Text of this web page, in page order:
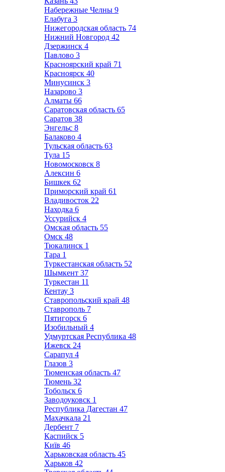
Набережные Челны 9
Елабуга 3
Нижегородская область 74
Нижний Новгород 42
Дзержинск 4
Павлово 3
Красноярский край 71
Красноярск 40
Минусинск 3
Назарово 3
Алматы 66
Саратовская область 65
Саратов 38
Энгельс 8
Балаково 4
Тульская область 63
Тула 15
Новомосковск 8
Алексин 6
Бишкек 62
Приморский край 61
Владивосток 22
Находка 6
Уссурийск 4
Омская область 55
Омск 48
Тюкалинск 1
Тара 1
Туркестанская область 52
Шымкент 37
Туркестан 11
Кентау 3
Ставропольский край 48
Ставрополь 7
Пятигорск 6
Изобильный 4
Удмуртская Республика 48
Ижевск 24
Сарапул 4
Глазов 3
Тюменская область 47
Тюмень 32
Тобольск 6
Заводоуковск 1
Республика Дагестан 47
Махачкала 21
Дербент 7
Каспийск 5
Київ 46
Харьковская область 45
Харьков 42